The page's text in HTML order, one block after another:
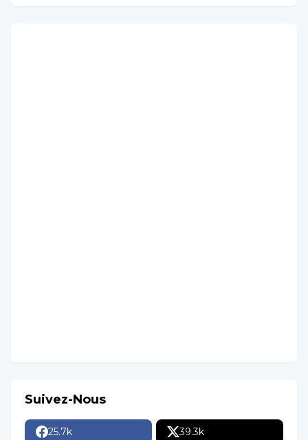
Suivez-Nous
25.7k 39.3k